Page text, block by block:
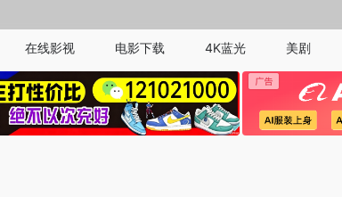
在线影视 电影下载 4K蓝光 美剧